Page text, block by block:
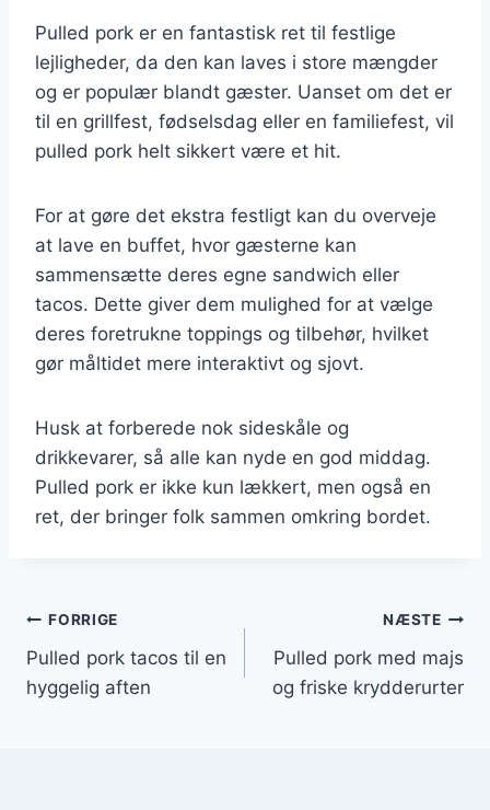
Pulled pork er en fantastisk ret til festlige
lejligheder, da den kan laves i store mængder
og er populær blandt gæster. Uanset om det er
til en grillfest, fødselsdag eller en familiefest, vil
pulled pork helt sikkert være et hit.
For at gøre det ekstra festligt kan du overveje
at lave en buffet, hvor gæsterne kan
sammensætte deres egne sandwich eller
tacos. Dette giver dem mulighed for at vælge
deres foretrukne toppings og tilbehør, hvilket
gør måltidet mere interaktivt og sjovt.
Husk at forberede nok sideskåle og
drikkevarer, så alle kan nyde en god middag.
Pulled pork er ikke kun lækkert, men også en
ret, der bringer folk sammen omkring bordet.
Indlægsnavigation
FORRIGE
Pulled pork tacos til en
hyggelig aften
NÆSTE
Pulled pork med majs
og friske krydderurter